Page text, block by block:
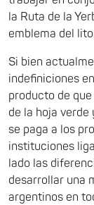
la Ruta de la
emblema del
Si bien
indefiniciones
producto de
de la hoja
se paga a los
instituciones
lado las
desarrollar una
argentinos en